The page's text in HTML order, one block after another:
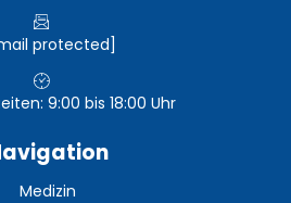
protected]
9:00 bis 18:00 Uhr
Medizin